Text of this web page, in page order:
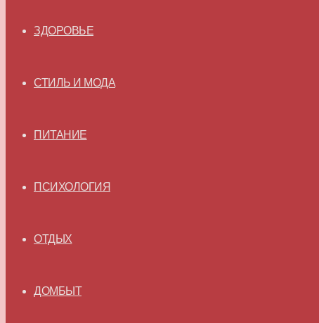
ЗДОРОВЬЕ
СТИЛЬ И МОДА
ПИТАНИЕ
ПСИХОЛОГИЯ
ОТДЫХ
ДОМБЫТ